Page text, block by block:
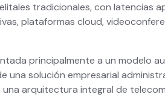
tradicionales, con latencias
plataformas cloud,
principalmente a un modelo
solución empresarial
arquitectura integral de